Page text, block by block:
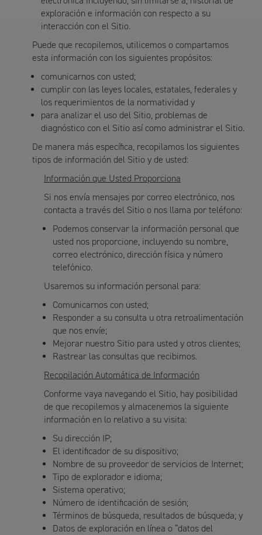
exploración e información con respecto a su
interacción con el Sitio.
Puede que recopilemos, utilicemos o compartamos
esta información con los siguientes propósitos:
comunicarnos con usted;
cumplir con las leyes locales, estatales, federales y
los requerimientos de la normatividad y
para analizar el uso del Sitio, problemas de
diagnóstico con el Sitio así como administrar el Sitio.
De manera más específica, recopilamos los siguientes
tipos de información del Sitio y de usted:
Información que Usted Proporciona
Si nos envía mensajes por correo electrónico, nos
contacta a través del Sitio o nos llama por teléfono:
Podemos conservar la información personal que
usted nos proporcione, incluyendo su nombre,
correo electrónico, dirección física y número
telefónico.
Usaremos su información personal para:
Comunicarnos con usted;
Responder a su consulta u otra retroalimentación
que nos envíe;
Mejorar nuestro Sitio para usted y otros clientes;
Rastrear las consultas que recibimos.
Recopilación Automática de Información
Conforme vaya navegando el Sitio, hay posibilidad
de que recopilemos y almacenemos la siguiente
información en lo relativo a su visita:
Su dirección IP;
El identificador de su dispositivo;
Nombre de su proveedor de servicios de Internet;
Tipo de explorador e idioma;
Sistema operativo;
Número de identificación de sesión;
Términos de búsqueda, resultados de búsqueda; y
Datos de exploración en línea o “datos del